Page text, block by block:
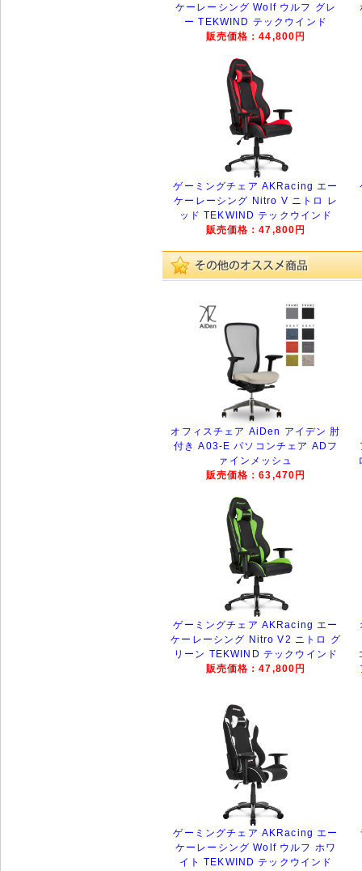
ケーレーシング Wolf ウルフ グレ
ー TEKWIND テックウインド
販売価格：44,800円
ゲーミングチェア AKRacing エー
ケーレーシング Nitro V ニトロ レ
ッド TEKWIND テックウインド
販売価格：47,800円
オフィスチェア AiDen アイデン 肘
付き A03-E パソコンチェア ADフ
ァインメッシュ
販売価格：63,470円
ゲーミングチェア AKRacing エー
ケーレーシング Nitro V2 ニトロ グ
リーン TEKWIND テックウインド
販売価格：47,800円
ゲーミングチェア AKRacing エー
ケーレーシング Wolf ウルフ ホワ
イト TEKWIND テックウインド